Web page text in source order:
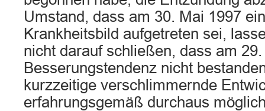
Umstand, dass am 30. Mai 1997
Krankheitsbild aufgetreten sei,
nicht darauf schließen, dass am
Besserungstendenz nicht
kurzzeitige verschlimmernde
erfahrungsgemäß durchaus